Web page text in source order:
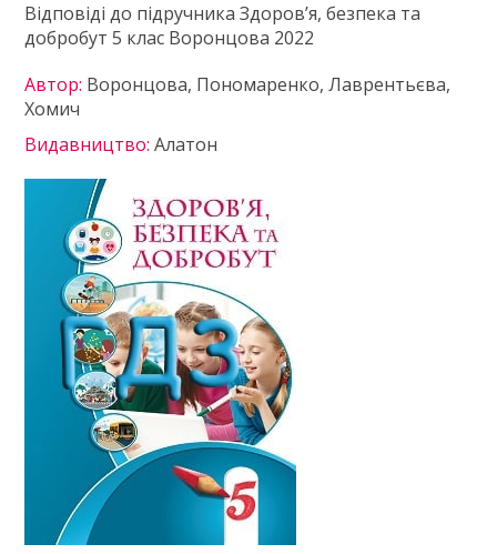
Відповіді до підручника Здоров’я, безпека та
добробут 5 клас Воронцова 2022
Автор: Воронцова, Пономаренко, Лаврентьєва,
Хомич
Видавництво:Алатон